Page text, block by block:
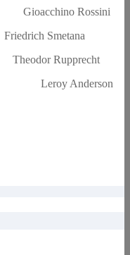
Rossini
Smetana
Rupprecht
Anderson